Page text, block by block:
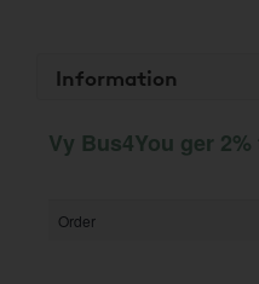
Information
Vy Bus4You ger
Order